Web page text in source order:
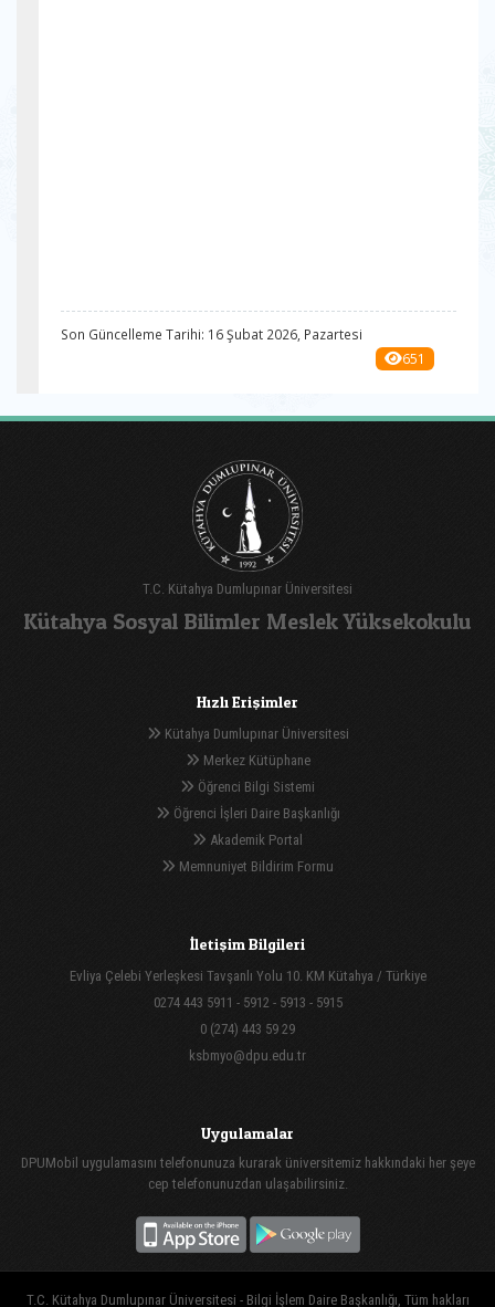
Son Güncelleme Tarihi: 16 Şubat 2026, Pazartesi
651
T.C. Kütahya Dumlupınar Üniversitesi
Kütahya Sosyal Bilimler Meslek Yüksekokulu
Hızlı Erişimler
Kütahya Dumlupınar Üniversitesi
Merkez Kütüphane
Öğrenci Bilgi Sistemi
Öğrenci İşleri Daire Başkanlığı
Akademik Portal
Memnuniyet Bildirim Formu
İletişim Bilgileri
Evliya Çelebi Yerleşkesi Tavşanlı Yolu 10. KM Kütahya / Türkiye
0274 443 5911 - 5912 - 5913 - 5915
0 (274) 443 59 29
ksbmyo@dpu.edu.tr
Uygulamalar
DPUMobil uygulamasını telefonunuza kurarak üniversitemiz hakkındaki her şeye
cep telefonunuzdan ulaşabilirsiniz.
T.C. Kütahya Dumlupınar Üniversitesi - Bilgi İşlem Daire Başkanlığı, Tüm hakları